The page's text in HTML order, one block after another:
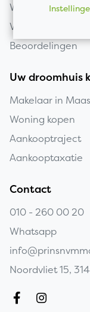
Wat is mijn huis
Verkooptaxatie
Beoordelingen
Uw droomhuis
Makelaar in
Woning kopen
Aankooptraject
Aankooptaxatie
Contact
010 - 260 00 20
Whatsapp
Noordvliet 15,